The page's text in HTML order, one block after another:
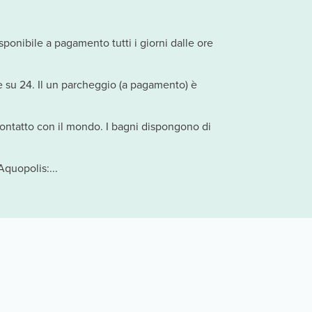
a pagamento tutti i giorni dalle ore
24. Il un parcheggio (a pagamento) è
con il mondo. I bagni dispongono di